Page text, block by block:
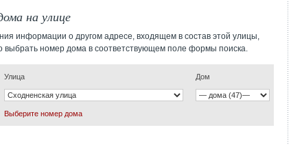
на улице
информации о другом адресе, входящем в состав этой улицы,
выбрать номер дома в соответствующем поле формы поиска.
Улица Дом
Выберите номер дома